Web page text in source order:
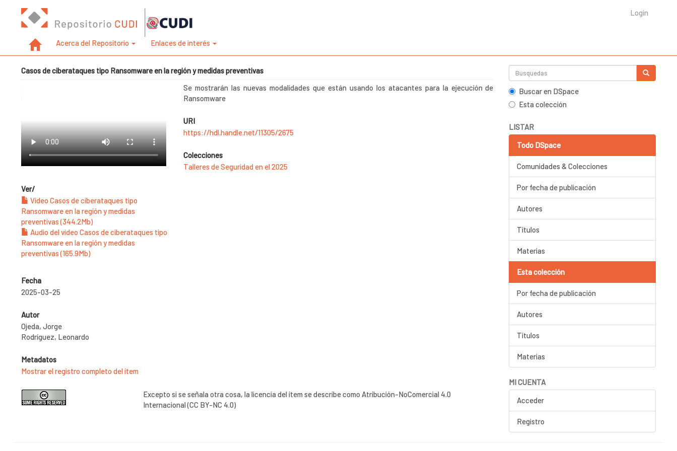
Login
Acerca del Repositorio Enlaces de interés
Casos de ciberataques tipo Ransomware en la región y medidas preventivas
Ver/
Video Casos de ciberataques tipo
Ransomware en la región y medidas
preventivas (344.2Mb)
Audio del video Casos de ciberataques tipo
Ransomware en la región y medidas
preventivas (165.9Mb)
Fecha
2025-03-25
Autor
Ojeda, Jorge
Rodríguez, Leonardo
Metadatos
Mostrar el registro completo del ítem
Se mostrarán las nuevas modalidades que están usando los atacantes para la ejecución de
Ransomware
URI
https://hdl.handle.net/11305/2675
Colecciones
Talleres de Seguridad en el 2025
Excepto si se señala otra cosa, la licencia del ítem se describe como Atribución-NoComercial 4.0
Internacional (CC BY-NC 4.0)
Buscar en DSpace
Esta colección
LISTAR
Todo DSpace
Comunidades & Colecciones
Por fecha de publicación
Autores
Títulos
Materias
Esta colección
Por fecha de publicación
Autores
Títulos
Materias
MI CUENTA
Acceder
Registro